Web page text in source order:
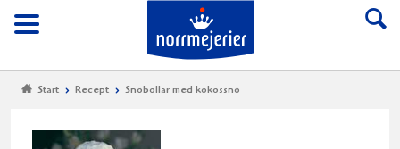
Meny
Till Norrmejerier
Start Recept Snöbollar med kokossnö